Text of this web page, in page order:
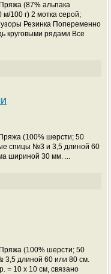
(87% альпака
100 г) 2 мотка серой;
Резинка Попеременно
круговыми рядами Все
(100% шерсти; 50
спицы №3 и 3,5 длиной 60
шириной 30 мм. ...
(100% шерсти; 50
3,5 длиной 60 или 80 см.
= 10 х 10 см, связано